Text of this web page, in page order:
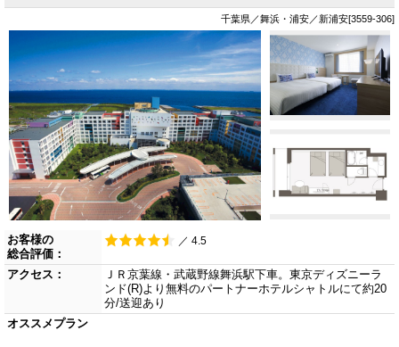
千葉県／舞浜・浦安／新浦安[3559-306]
お客様の
総合評価：
／ 4.5
アクセス：
ＪＲ京葉線・武蔵野線舞浜駅下車。東京ディズニーラ
ンド(R)より無料のパートナーホテルシャトルにて約20
分/送迎あり
オススメプラン